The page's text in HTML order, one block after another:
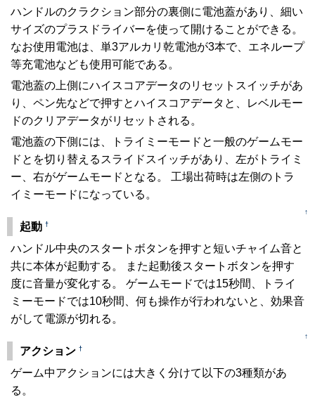
ハンドルのクラクション部分の裏側に電池蓋があり、細い
サイズのプラスドライバーを使って開けることができる。
なお使用電池は、単3アルカリ乾電池が3本で、エネループ
等充電池なども使用可能である。
電池蓋の上側にハイスコアデータのリセットスイッチがあ
り、ペン先などで押すとハイスコアデータと、レベルモー
ドのクリアデータがリセットされる。
電池蓋の下側には、トライミーモードと一般のゲームモー
ドとを切り替えるスライドスイッチがあり、左がトライミ
ー、右がゲームモードとなる。 工場出荷時は左側のトラ
イミーモードになっている。
↑
起動 †
ハンドル中央のスタートボタンを押すと短いチャイム音と
共に本体が起動する。 また起動後スタートボタンを押す
度に音量が変化する。 ゲームモードでは15秒間、トライ
ミーモードでは10秒間、何も操作が行われないと、効果音
がして電源が切れる。
↑
アクション †
ゲーム中アクションには大きく分けて以下の3種類があ
る。